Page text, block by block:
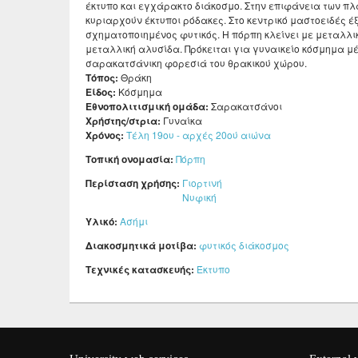
έκτυπο και εγχάρακτο διάκοσμο. Στην επιφάνεια των
κυριαρχούν έκτυποι ρόδακες. Στο κεντρικό μαστοειδές
σχηματοποιημένος φυτικός. Η πόρπη κλείνει με
μεταλλική αλυσίδα. Πρόκειται για γυναικείο κόσμημα
σαρακατσάνικη φορεσιά του θρακικού χώρου.
Τόπος: Θράκη
Είδος: Κόσμημα
Εθνοπολιτισμική ομάδα: Σαρακατσάνοι
Χρήστης/στρια: Γυναίκα
Χρόνος: Τέλη 19ου - αρχές 20ού αιώνα
Τοπική ονομασία: Πόρπη
Περίσταση χρήσης: Γιορτινή
Νυφική
Υλικό: Ασήμι
Διακοσμητικά μοτίβα: φυτικός διάκοσμος
Τεχνικές κατασκευής: Έκτυπο